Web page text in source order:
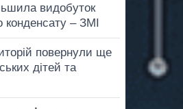
видобуток
конденсату – ЗМІ
повернули ще
дітей та